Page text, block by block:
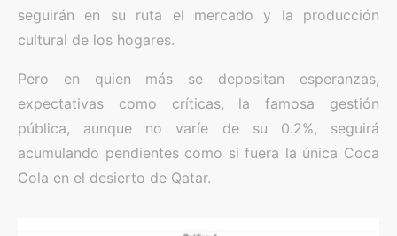
seguirán en su ruta el mercado y la producción
cultural de los hogares.
Pero en quien más se depositan esperanzas,
expectativas como críticas, la famosa gestión
pública, aunque no varíe de su 0.2%, seguirá
acumulando pendientes como si fuera la única Coca
Cola en el desierto de Qatar.